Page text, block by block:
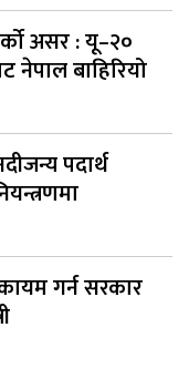
असर : यू–२०
बाहिरियो
पदार्थ
गर्न सरकार